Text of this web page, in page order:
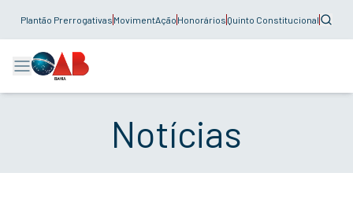
Plantão Prerrogativas MovimentAção Honorários Quinto Constitucional
Notícias